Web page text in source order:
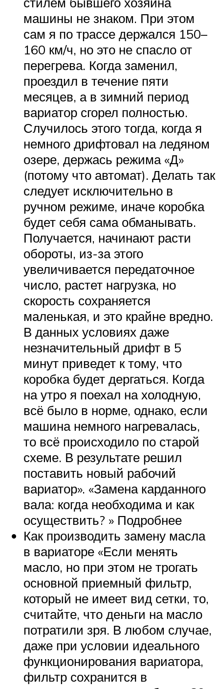
машины не знаком. При этом
сам я по трассе держался 150–
160 км/ч, но это не спасло от
перегрева. Когда заменил,
проездил в течение пяти
месяцев, а в зимний период
вариатор сгорел полностью.
Случилось этого тогда, когда я
немного дрифтовал на ледяном
озере, держась режима «Д»
(потому что автомат). Делать так
следует исключительно в
ручном режиме, иначе коробка
будет себя сама обманывать.
Получается, начинают расти
обороты, из-за этого
увеличивается передаточное
число, растет нагрузка, но
скорость сохраняется
маленькая, и это крайне вредно.
В данных условиях даже
незначительный дрифт в 5
минут приведет к тому, что
коробка будет дергаться. Когда
на утро я поехал на холодную,
всё было в норме, однако, если
машина немного нагревалась,
то всё происходило по старой
схеме. В результате решил
поставить новый рабочий
вариатор». «Замена карданного
вала: когда необходима и как
осуществить? » Подробнее
Как производить замену масла
в вариаторе «Если менять
масло, но при этом не трогать
основной приемный фильтр,
который не имеет вид сетки, то,
считайте, что деньги на масло
потратили зря. В любом случае,
даже при условии идеального
функционирования вариатора,
фильтр сохранится в